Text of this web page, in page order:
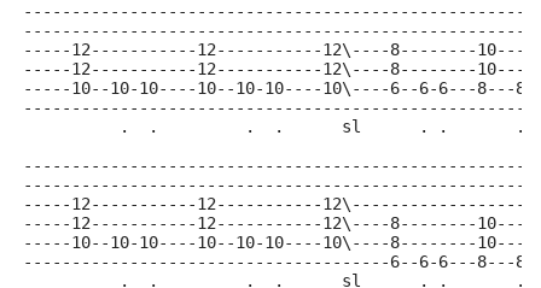
-----12-----------12-----------12\----8--------
-----12-----------12-----------12\----8--------
-----10--10-10----10--10-10----10\----6--6-6---
.  .         .  .      sl      . .       .
-----12-----------12-----------
-----12-----------12-----------12\----8--------
-----10--10-10----10--10-10----10\----8--------
--------------------------------------6--6-6---8---
.  .         .  .      sl      . .       .